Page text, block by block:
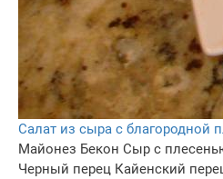
Салат из сыра с благородной
Майонез Бекон Сыр с
Черный перец Кайенский